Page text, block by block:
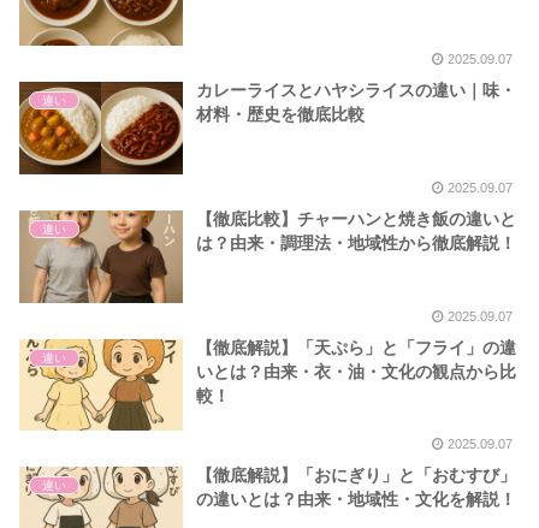
2025.09.07
違い
カレーライスとハヤシライスの違い｜味・
材料・歴史を徹底比較
2025.09.07
違い
【徹底比較】チャーハンと焼き飯の違いと
は？由来・調理法・地域性から徹底解説！
2025.09.07
違い
【徹底解説】「天ぷら」と「フライ」の違
いとは？由来・衣・油・文化の観点から比
較！
2025.09.07
違い
【徹底解説】「おにぎり」と「おむすび」
の違いとは？由来・地域性・文化を解説！